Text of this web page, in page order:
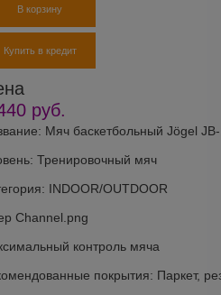
Мяч баскетбольный Jögel
Тренировочный мяч
INDOOR/OUTDOOR
Channel.png
контроль мяча
покрытия: Паркет,
руб.
В корзину
Купить в кредит